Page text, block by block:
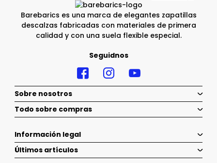
Barebarics es una marca de elegantes zapatillas
descalzas fabricadas con materiales de primera
calidad y con una suela flexible especial.
Seguidnos
Sobre nosotros
Todo sobre compras
Información legal
Últimos artículos